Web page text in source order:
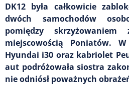
DK12 była całkowicie
dwóch samochodów
pomiędzy
miejscowością Poniatów.
Hyundai i30 oraz kabriolet
aut podróżowała siostra
nie odniósł poważnych